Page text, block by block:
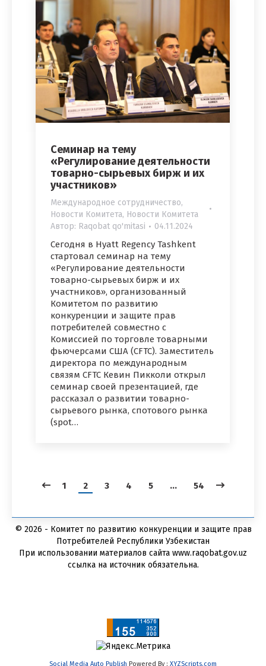
Семинар на тему
«Регулирование деятельности
товарно-сырьевых бирж и их
участников»
Международное сотрудничество,
Новости Комитета, Новости Комитета
Автор: Raqobat qo'mitasi 04.11.2024
Сегодня в Hyatt Regency Tashkent
стартовал семинар на тему
«Регулирование деятельности
товарно-сырьевых бирж и их
участников», организованный
Комитетом по развитию
конкуренции и защите прав
потребителей совместно с
Комиссией по торговле товарными
фьючерсами США (CFTC). Заместитель
директора по международным
связям CFTC Кевин Пикколи открыл
семинар своей презентацией, где
рассказал о развитии товарно-
сырьевого рынка, спотового рынка
(spot…
1 2 3 4 5 … 54
© 2026 - Комитет по развитию конкуренции и защите прав
Потребителей Республики Узбекистан
При использовании материалов сайта www.raqobat.gov.uz
ссылка на источник обязательна.
Social Media Auto Publish Powered By : XYZScripts.com